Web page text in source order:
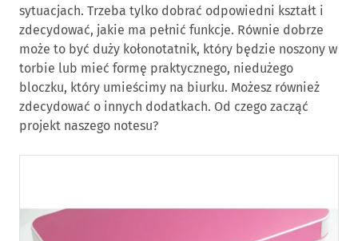
sytuacjach. Trzeba tylko dobrać odpowiedni kształt i
zdecydować, jakie ma pełnić funkcje. Równie dobrze
może to być duży kołonotatnik, który będzie noszony w
torbie lub mieć formę praktycznego, niedużego
bloczku, który umieścimy na biurku. Możesz również
zdecydować o innych dodatkach. Od czego zacząć
projekt naszego notesu?